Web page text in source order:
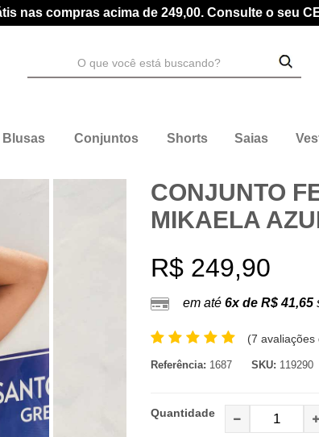
nas compras acima de 249,00. Consulte o seu
Blusas Conjuntos Shorts Saias
CONJUNTO
MIKAELA
R$ 249,90
em até 6x de R$ 41,65
(7 avaliações
Referência: 1687 SKU: 119290
Quantidade